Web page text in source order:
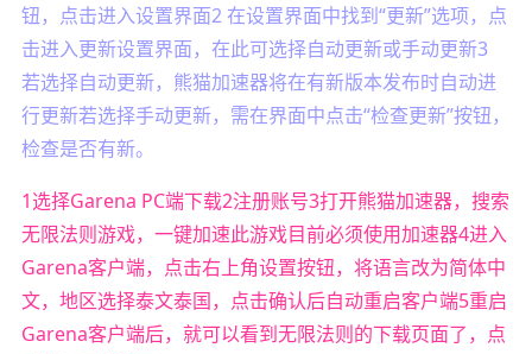
钮，点击进入设置界面2 在设置界面中找到“更新”选项，点
击进入更新设置界面，在此可选择自动更新或手动更新3
若选择自动更新，熊猫加速器将在有新版本发布时自动进
行更新若选择手动更新，需在界面中点击“检查更新”按钮，
检查是否有新。
1选择Garena PC端下载2注册账号3打开熊猫加速器，搜索
无限法则游戏，一键加速此游戏目前必须使用加速器4进入
Garena客户端，点击右上角设置按钮，将语言改为简体中
文，地区选择泰文泰国，点击确认后自动重启客户端5重启
Garena客户端后，就可以看到无限法则的下载页面了，点